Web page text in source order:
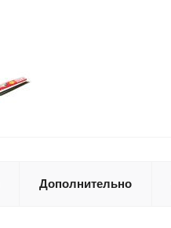
Дополнительно